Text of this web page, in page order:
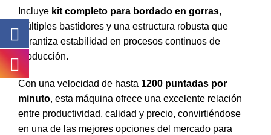
Incluye kit completo para bordado en gorras,
múltiples bastidores y una estructura robusta que
garantiza estabilidad en procesos continuos de
producción.
Con una velocidad de hasta 1200 puntadas por
minuto, esta máquina ofrece una excelente relación
entre productividad, calidad y precio, convirtiéndose
en una de las mejores opciones del mercado para